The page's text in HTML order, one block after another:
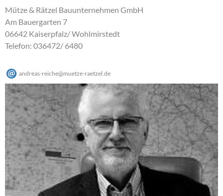
Mütze & Rätzel Bauunternehmen GmbH
Am Bauergarten 7
06642 Kaiserpfalz/ Wohlmirstedt
Telefon: 036472/ 6480
andreas-reiche@muetze-raetzel.de